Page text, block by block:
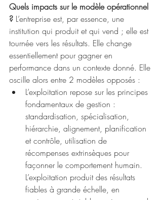
Quels impacts sur le modèle opérationnel
? L’entreprise est, par essence, une
institution qui produit et qui vend ; elle est
tournée vers les résultats. Elle change
essentiellement pour gagner en
performance dans un contexte donné. Elle
oscille alors entre 2 modèles opposés :
L’exploitation repose sur les principes
fondamentaux de gestion :
standardisation, spécialisation,
hiérarchie, alignement, planification
et contrôle, utilisation de
récompenses extrinsèques pour
façonner le comportement humain.
L’exploitation produit des résultats
fiables à grande échelle, en